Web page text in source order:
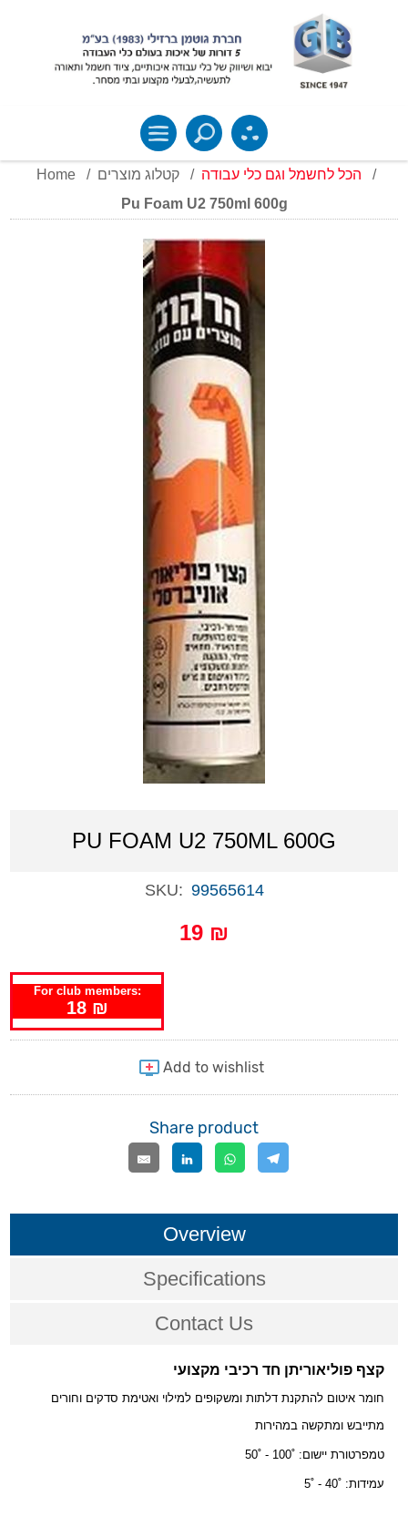
Home / קטלוג מוצרים / הכל לחשמל וגם כלי עבודה
/
Pu Foam U2 750ml 600g
PU FOAM U2 750ML 600G
SKU: 99565614
19 ₪
For club members:
18 ₪
Share product
Overview
Specifications
Contact Us
קצף פוליאוריתן חד רכיבי מקצועי
חומר איטום להתקנת דלתות ומשקופים למילוי ואטימת סדקים וחורים
מתייבש ומתקשה במהירות
טמפרטורת יישום: 50˚- 100˚
5˚- 40 ˚ :עמידות